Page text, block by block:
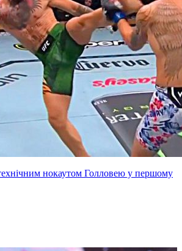
нокаутом Голловею у першому